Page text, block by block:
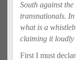
South against the
transnationals.
what is a
claiming it loudly
First I must